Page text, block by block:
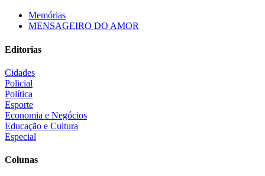
Memórias
MENSAGEIRO DO AMOR
Editorias
Cidades
Policial
Política
Esporte
Economia e Negócios
Educação e Cultura
Especial
Colunas